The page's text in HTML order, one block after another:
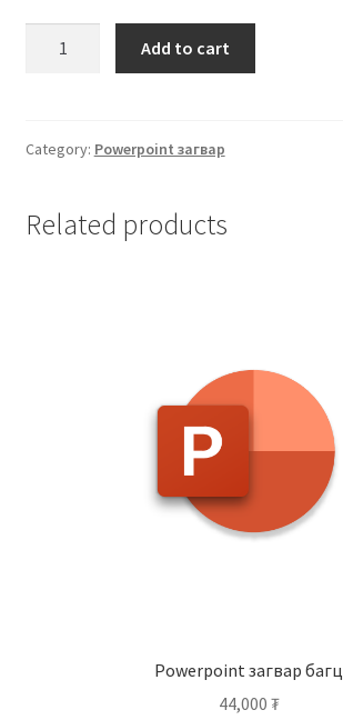
Түрээсийн гэрээ
Хүний нөөцийн бодлогын баримт
Шүүхэд нэхэмжлэл гаргах загварууд
Add to cart
Category: Powerpoint загвар
Related products
Powerpoint загвар багц
44,000 ₮